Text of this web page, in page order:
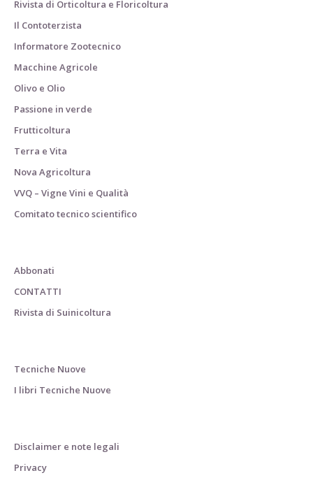
Rivista di Orticoltura e Floricoltura
Il Contoterzista
Informatore Zootecnico
Macchine Agricole
Olivo e Olio
Passione in verde
Frutticoltura
Terra e Vita
Nova Agricoltura
VVQ – Vigne Vini e Qualità
Comitato tecnico scientifico
Abbonati
CONTATTI
Rivista di Suinicoltura
Tecniche Nuove
I libri Tecniche Nuove
Disclaimer e note legali
Privacy